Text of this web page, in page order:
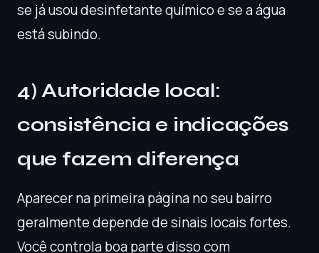
se já usou desinfetante químico e se a água
está subindo.
4) Autoridade local:
consistência e indicações
que fazem diferença
Aparecer na primeira página no seu bairro
geralmente depende de sinais locais fortes.
Você controla boa parte disso com